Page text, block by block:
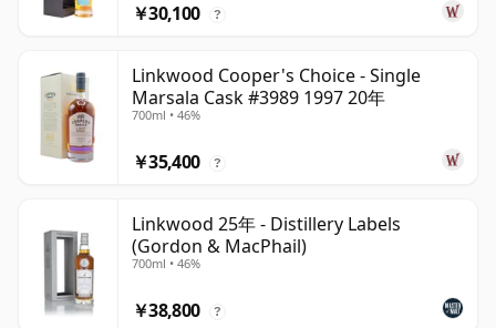
￥30,100 ?
Linkwood Cooper's Choice - Single
Marsala Cask #3989 1997 20年
700ml • 46%
￥35,400 ?
Linkwood 25年 - Distillery Labels
(Gordon & MacPhail)
700ml • 46%
￥38,800 ?